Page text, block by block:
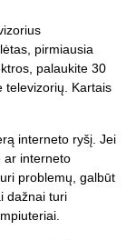
pirmiausia
palaukite 30
televizorių. Kartais
interneto ryšį. Jei
ar interneto
problemų, galbūt
dažnai turi